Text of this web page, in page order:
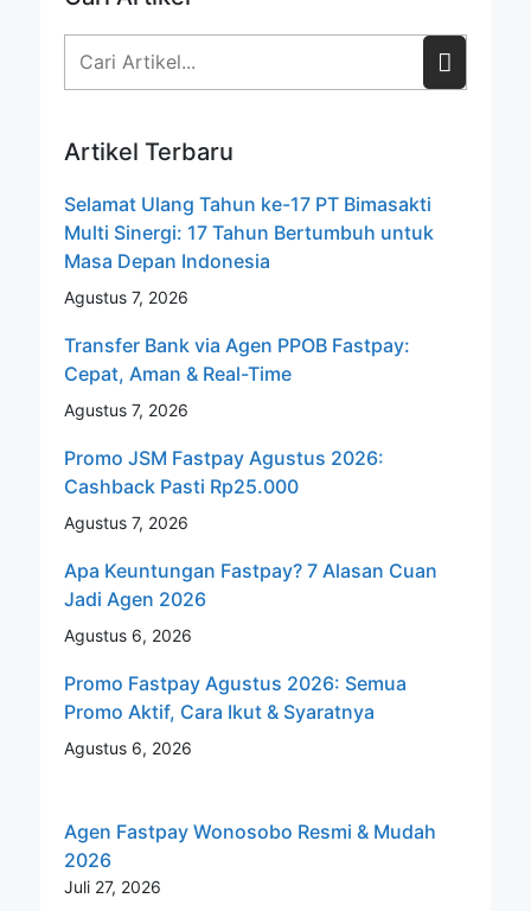
Artikel Terbaru
Selamat Ulang Tahun ke-17 PT Bimasakti
Multi Sinergi: 17 Tahun Bertumbuh untuk
Masa Depan Indonesia
Agustus 7, 2026
Transfer Bank via Agen PPOB Fastpay:
Cepat, Aman & Real-Time
Agustus 7, 2026
Promo JSM Fastpay Agustus 2026:
Cashback Pasti Rp25.000
Agustus 7, 2026
Apa Keuntungan Fastpay? 7 Alasan Cuan
Jadi Agen 2026
Agustus 6, 2026
Promo Fastpay Agustus 2026: Semua
Promo Aktif, Cara Ikut & Syaratnya
Agustus 6, 2026
Agen Fastpay Wonosobo Resmi & Mudah
2026
Juli 27, 2026